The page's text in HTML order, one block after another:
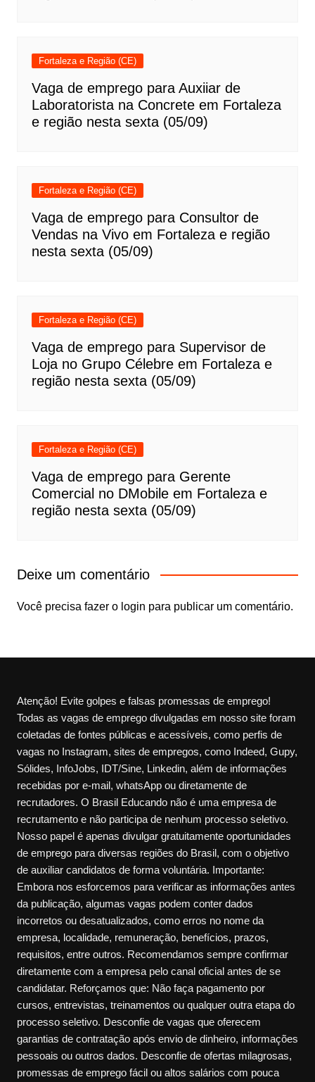
Fortaleza e Região (CE)
Vaga de emprego para Auxiiar de
Laboratorista na Concrete em Fortaleza
e região nesta sexta (05/09)
Fortaleza e Região (CE)
Vaga de emprego para Consultor de
Vendas na Vivo em Fortaleza e região
nesta sexta (05/09)
Fortaleza e Região (CE)
Vaga de emprego para Supervisor de
Loja no Grupo Célebre em Fortaleza e
região nesta sexta (05/09)
Fortaleza e Região (CE)
Vaga de emprego para Gerente
Comercial no DMobile em Fortaleza e
região nesta sexta (05/09)
Deixe um comentário
Você precisa fazer o login para publicar um comentário.
Atenção! Evite golpes e falsas promessas de emprego!
Todas as vagas de emprego divulgadas em nosso site foram
coletadas de fontes públicas e acessíveis, como perfis de
vagas no Instagram, sites de empregos, como Indeed, Gupy,
Sólides, InfoJobs, IDT/Sine, Linkedin, além de informações
recebidas por e-mail, whatsApp ou diretamente de
recrutadores. O Brasil Educando não é uma empresa de
recrutamento e não participa de nenhum processo seletivo.
Nosso papel é apenas divulgar gratuitamente oportunidades
de emprego para diversas regiões do Brasil, com o objetivo
de auxiliar candidatos de forma voluntária. Importante:
Embora nos esforcemos para verificar as informações antes
da publicação, algumas vagas podem conter dados
incorretos ou desatualizados, como erros no nome da
empresa, localidade, remuneração, benefícios, prazos,
requisitos, entre outros. Recomendamos sempre confirmar
diretamente com a empresa pelo canal oficial antes de se
candidatar. Reforçamos que: Não faça pagamento por
cursos, entrevistas, treinamentos ou qualquer outra etapa do
processo seletivo. Desconfie de vagas que oferecem
garantias de contratação após envio de dinheiro, informações
pessoais ou outros dados. Desconfie de ofertas milagrosas,
promessas de emprego fácil ou altos salários com pouca